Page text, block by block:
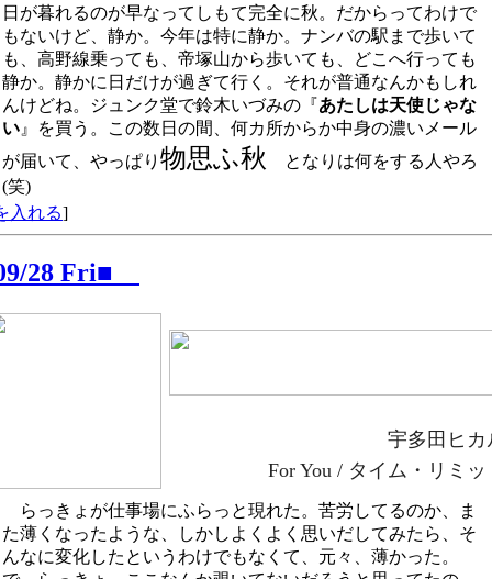
日が暮れるのが早なってしもて完全に秋。だからってわけで
もないけど、静か。今年は特に静か。ナンバの駅まで歩いて
も、高野線乗っても、帝塚山から歩いても、どこへ行っても
静か。静かに日だけが過ぎて行く。それが普通なんかもしれ
んけどね。ジュンク堂で鈴木いづみの『あたしは天使じゃな
い 』を買う。この数日の間、何カ所からか中身の濃いメール
が届いて、やっぱり 物思ふ秋
となりは何をする人やろ
(笑)
入れる]
28 Fri■
宇多田ヒカ
For You / タイム・リミッ
らっきょが仕事場にふらっと現れた。苦労してるのか、ま
た薄くなったような、しかしよくよく思いだしてみたら、そ
んなに変化したというわけでもなくて、元々、薄かった。